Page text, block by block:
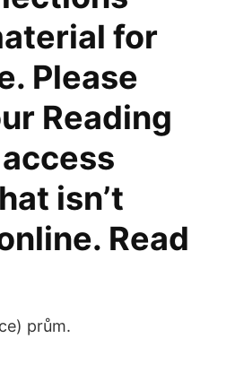
for
Please
Reading
isn’t
Read
prům.